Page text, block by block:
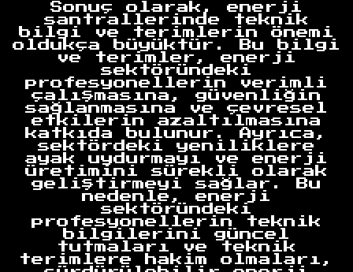
Sonuç olarak, enerji
santrallerinde teknik
bilgi ve terimlerin önemi
oldukça büyüktür. Bu bilgi
ve terimler, enerji
sektöründeki
profesyonellerin verimli
çalışmasına, güvenliğin
sağlanmasına ve çevresel
etkilerin azaltılmasına
katkıda bulunur. Ayrıca,
sektördeki yeniliklere
ayak uydurmayı ve enerji
üretimini sürekli olarak
geliştirmeyi sağlar. Bu
nedenle, enerji
sektöründeki
profesyonellerin teknik
bilgilerini güncel
tutmaları ve teknik
terimlere hakim olmaları,